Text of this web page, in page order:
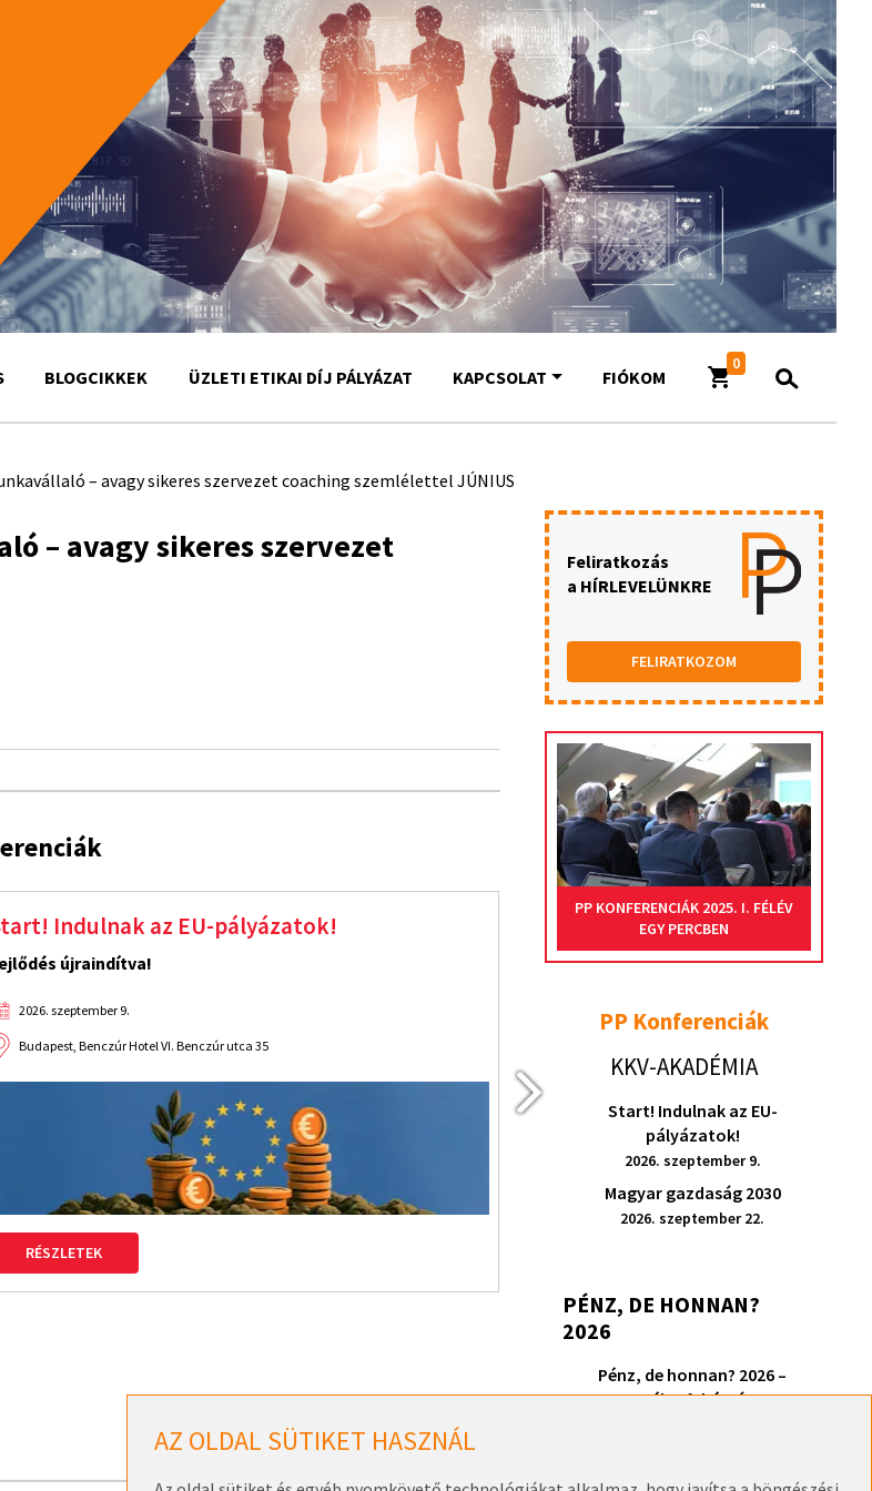
AZ OLDAL SÜTIKET HASZNÁL
BLOGCIKKEK ÜZLETI ETIKAI DÍJ PÁLYÁZAT KAPCSOLAT FIÓKOM
0
– avagy sikeres szervezet coaching szemlélettel JÚNIUS
– avagy sikeres szervezet
Indulnak az EU-pályázatok!
újraindítva!
2026. szeptember 9.
Budapest, Benczúr Hotel VI. Benczúr utca 35
RÉSZLETEK
Jelöltesse cégét az idei Üzleti
RÉSZLETEK
Feliratkozás
a HÍRLEVELÜNKRE
FELIRATKOZOM
PP KONFERENCIÁK 2025. I. FÉLÉV
EGY PERCBEN
PP Konferenciák
KKV-AKADÉMIA
Start! Indulnak az EU-
pályázatok!
2026. szeptember 9.
Magyar gazdaság 2030
2026. szeptember 22.
PÉNZ, DE HONNAN?
2026
Pénz, de honnan? 2026 –
Székesfehérvár